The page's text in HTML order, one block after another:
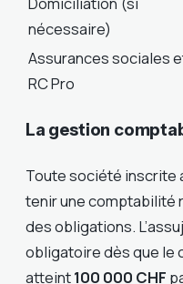
nécessaire)
Assurances sociales
RC Pro
La gestion
Toute société inscrite
tenir une comptabilité
des obligations.
obligatoire dès que le
atteint100 000 CHF